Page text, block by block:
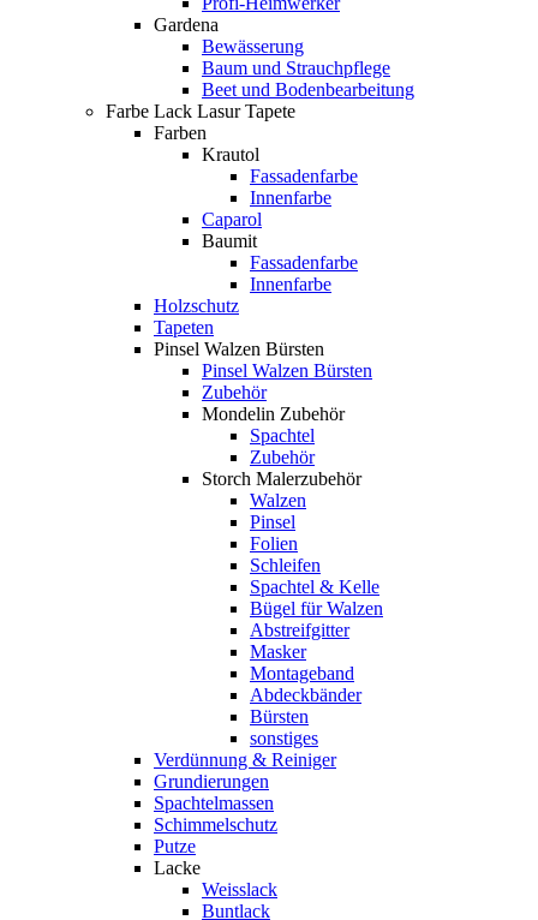
Gardena
Bewässerung
Baum und Strauchpflege
Beet und Bodenbearbeitung
Farbe Lack Lasur Tapete
Farben
Krautol
Fassadenfarbe
Innenfarbe
Caparol
Baumit
Fassadenfarbe
Innenfarbe
Holzschutz
Tapeten
Pinsel Walzen Bürsten
Pinsel Walzen Bürsten
Zubehör
Mondelin Zubehör
Spachtel
Zubehör
Storch Malerzubehör
Walzen
Pinsel
Folien
Schleifen
Spachtel & Kelle
Bügel für Walzen
Abstreifgitter
Masker
Montageband
Abdeckbänder
Bürsten
sonstiges
Verdünnung & Reiniger
Grundierungen
Spachtelmassen
Schimmelschutz
Putze
Lacke
Weisslack
Buntlack